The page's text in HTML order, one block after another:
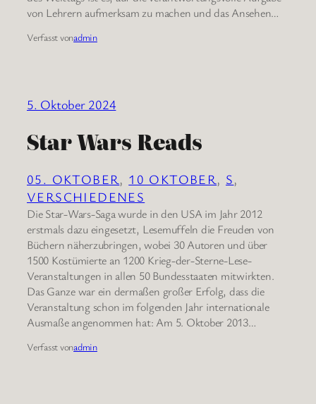
von Lehrern aufmerksam zu machen und das Ansehen…
Verfasst vonadmin
5. Oktober 2024
Star Wars Reads
05. OKTOBER, 10 OKTOBER, S
VERSCHIEDENES
Die Star-Wars-Saga wurde in den USA im Jahr 2012
erstmals dazu eingesetzt, Lesemuffeln die Freuden von
Büchern näherzubringen, wobei 30 Autoren und über
1500 Kostümierte an 1200 Krieg-der-Sterne-Lese-
Veranstaltungen in allen 50 Bundesstaaten mitwirkten.
Das Ganze war ein dermaßen großer Erfolg, dass die
Veranstaltung schon im folgenden Jahr internationale
Ausmaße angenommen hat: Am 5. Oktober 2013…
Verfasst vonadmin